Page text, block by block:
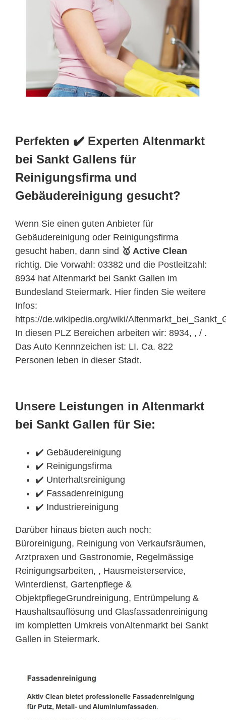
Perfekten ✔️ Experten Altenmarkt
bei Sankt Gallens für
Reinigungsfirma und
Gebäudereinigung gesucht?
Wenn Sie einen guten Anbieter für
Gebäudereinigung oder Reinigungsfirma
gesucht haben, dann sind 🥇 Active Clean
richtig. Die Vorwahl: 03382 und die Postleitzahl:
8934 hat Altenmarkt bei Sankt Gallen im
Bundesland Steiermark. Hier finden Sie weitere
Infos:
https://de.wikipedia.org/wiki/
In diesen PLZ Bereichen arbeiten wir: 8934, , / .
Das Auto Kennnzeichen ist: LI. Ca. 822
Personen leben in dieser Stadt.
Unsere Leistungen in Altenmarkt
bei Sankt Gallen für Sie:
✔️ Gebäudereinigung
✔️ Reinigungsfirma
✔️ Unterhaltsreinigung
✔️ Fassadenreinigung
✔️ Industriereinigung
Darüber hinaus bieten auch noch:
Büroreinigung, Reinigung von Verkaufsräumen,
Arztpraxen und Gastronomie, Regelmässige
Reinigungsarbeiten, , Hausmeisterservice,
Winterdienst, Gartenpflege &
ObjektpflegeGrundreinigung, Entrümpelung &
Haushaltsauflösung und Glasfassadenreinigung
im kompletten Umkreis vonAltenmarkt bei Sankt
Gallen in Steiermark.